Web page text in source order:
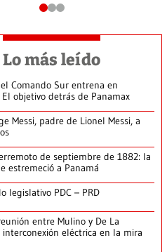
Lo más leído
Comando Sur entrena en
El objetivo detrás de Panamax
Messi, padre de Lionel Messi, a
de septiembre de 1882: la
estremeció a Panamá
legislativo PDC – PRD
entre Mulino y De La
interconexión eléctrica en la mira